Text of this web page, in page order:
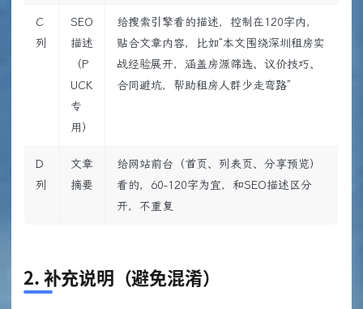
C
列
SEO
描述
（P
UCK
专
用）
给搜索引擎看的描述，控制在120字内，
贴合文章内容，比如“本文围绕深圳租房实
战经验展开，涵盖房源筛选、议价技巧、
合同避坑，帮助租房人群少走弯路”
D
列
文章
摘要
给网站前台（首页、列表页、分享预览）
看的，60-120字为宜，和SEO描述区分
开，不重复
2. 补充说明（避免混淆）